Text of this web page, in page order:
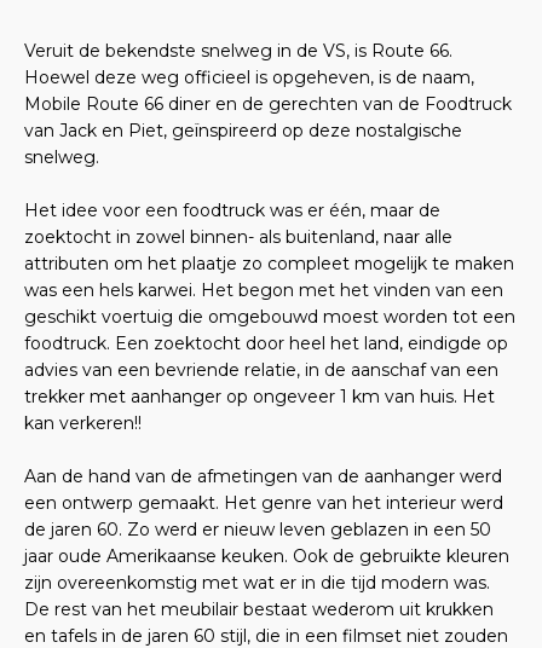
Veruit de bekendste snelweg in de VS, is Route 66.
Hoewel deze weg officieel is opgeheven, is de naam,
Mobile Route 66 diner en de gerechten van de Foodtruck
van Jack en Piet, geïnspireerd op deze nostalgische
snelweg.
Het idee voor een foodtruck was er één, maar de
zoektocht in zowel binnen- als buitenland, naar alle
attributen om het plaatje zo compleet mogelijk te maken
was een hels karwei. Het begon met het vinden van een
geschikt voertuig die omgebouwd moest worden tot een
foodtruck. Een zoektocht door heel het land, eindigde op
advies van een bevriende relatie, in de aanschaf van een
trekker met aanhanger op ongeveer 1 km van huis. Het
kan verkeren!!
Aan de hand van de afmetingen van de aanhanger werd
een ontwerp gemaakt. Het genre van het interieur werd
de jaren 60. Zo werd er nieuw leven geblazen in een 50
jaar oude Amerikaanse keuken. Ook de gebruikte kleuren
zijn overeenkomstig met wat er in die tijd modern was.
De rest van het meubilair bestaat wederom uit krukken
en tafels in de jaren 60 stijl, die in een filmset niet zouden